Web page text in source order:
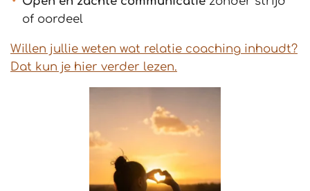
of oordeel
Willen jullie weten wat relatie coaching inhoudt?
Dat kun je hier verder lezen.